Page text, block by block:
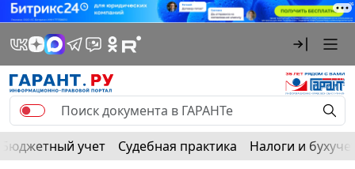
Бюджетный учет Судебная практика Налоги и